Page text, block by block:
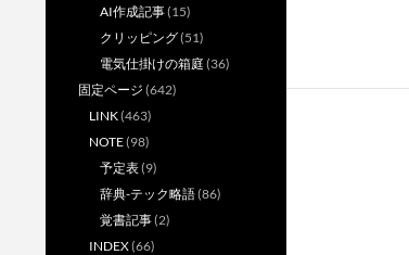
AI作成記事(15)
クリッピング(51)
電気仕掛けの箱庭 (36)
固定ページ (642)
LINK(463)
NOTE(98)
予定表(9)
辞典-テック略語(86)
覚書記事(2)
INDEX(66)